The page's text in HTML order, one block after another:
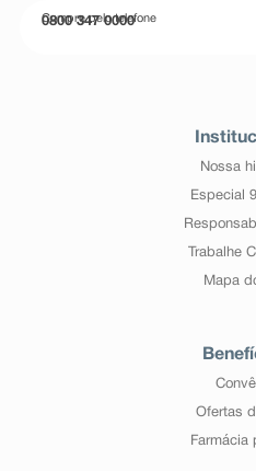
Compre pelo telefone
0800 347 0000
Nossa
Especial
Trabalhe
Mapa
Ofertas
Farmácia